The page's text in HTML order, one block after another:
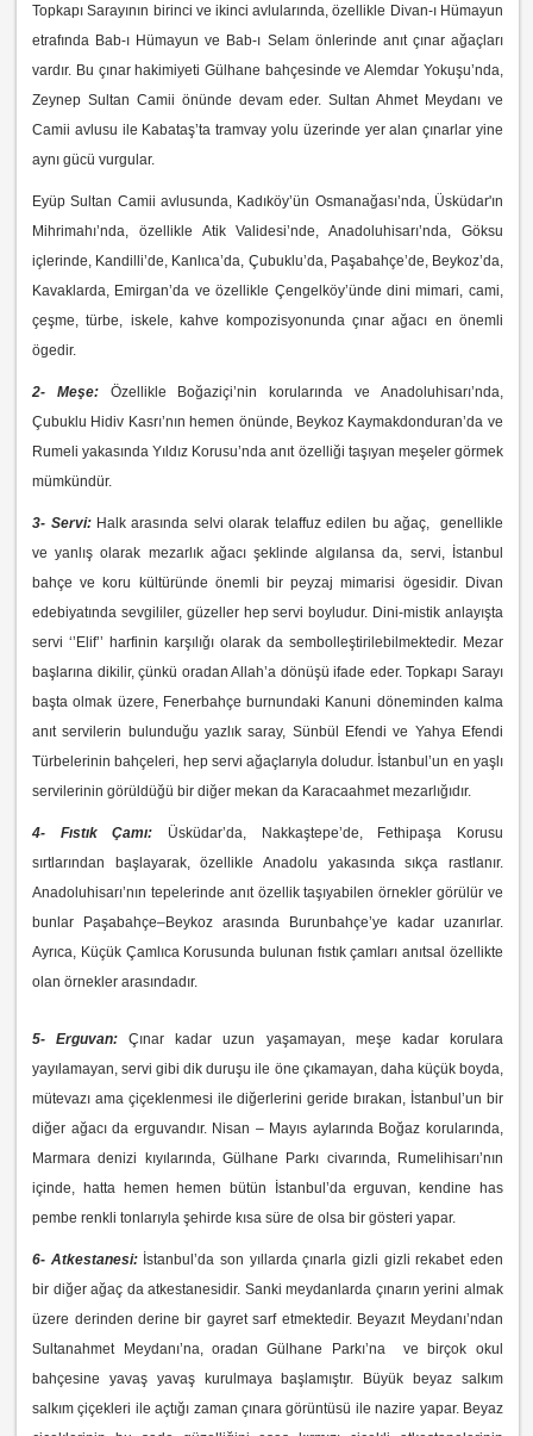
Topkapı Sarayının birinci ve ikinci avlularında, özellikle Divan-ı Hümayun
etrafında Bab-ı Hümayun ve Bab-ı Selam önlerinde anıt çınar ağaçları
vardır. Bu çınar hakimiyeti Gülhane bahçesinde ve Alemdar Yokuşu’nda,
Zeynep Sultan Camii önünde devam eder. Sultan Ahmet Meydanı ve
Camii avlusu ile Kabataş’ta tramvay yolu üzerinde yer alan çınarlar yine
aynı gücü vurgular.
Eyüp Sultan Camii avlusunda, Kadıköy’ün Osmanağası’nda, Üsküdar'ın
Mihrimahı’nda, özellikle Atik Validesi’nde, Anadoluhisarı’nda, Göksu
içlerinde, Kandilli’de, Kanlıca’da, Çubuklu’da, Paşabahçe’de, Beykoz’da,
Kavaklarda, Emirgan’da ve özellikle Çengelköy’ünde dini mimari, cami,
çeşme, türbe, iskele, kahve kompozisyonunda çınar ağacı en önemli
ögedir.
2- Meşe:Özellikle Boğaziçi’nin korularında ve Anadoluhisarı’nda,
Çubuklu Hidiv Kasrı’nın hemen önünde, Beykoz Kaymakdonduran’da ve
Rumeli yakasında Yıldız Korusu’nda anıt özelliği taşıyan meşeler görmek
mümkündür.
3- Servi:Halk arasında selvi olarak telaffuz edilen bu ağaç, genellikle
ve yanlış olarak mezarlık ağacı şeklinde algılansa da, servi, İstanbul
bahçe ve koru kültüründe önemli bir peyzaj mimarisi ögesidir. Divan
edebiyatında sevgililer, güzeller hep servi boyludur. Dini-mistik anlayışta
servi ‘’Elif’’ harfinin karşılığı olarak da sembolleştirilebilmektedir. Mezar
başlarına dikilir, çünkü oradan Allah’a dönüşü ifade eder. Topkapı Sarayı
başta olmak üzere, Fenerbahçe burnundaki Kanuni döneminden kalma
anıt servilerin bulunduğu yazlık saray, Sünbül Efendi ve Yahya Efendi
Türbelerinin bahçeleri, hep servi ağaçlarıyla doludur. İstanbul’un en yaşlı
servilerinin görüldüğü bir diğer mekan da Karacaahmet mezarlığıdır.
4- Fıstık Çamı: Üsküdar’da, Nakkaştepe’de, Fethipaşa Korusu
sırtlarından başlayarak, özellikle Anadolu yakasında sıkça rastlanır.
Anadoluhisarı’nın tepelerinde anıt özellik taşıyabilen örnekler görülür ve
bunlar Paşabahçe–Beykoz arasında Burunbahçe’ye kadar uzanırlar.
Ayrıca, Küçük Çamlıca Korusunda bulunan fıstık çamları anıtsal özellikte
olan örnekler arasındadır.
5- Erguvan: Çınar kadar uzun yaşamayan, meşe kadar korulara
yayılamayan, servi gibi dik duruşu ile öne çıkamayan, daha küçük boyda,
mütevazı ama çiçeklenmesi ile diğerlerini geride bırakan, İstanbul’un bir
diğer ağacı da erguvandır. Nisan – Mayıs aylarında Boğaz korularında,
Marmara denizi kıyılarında, Gülhane Parkı civarında, Rumelihisarı’nın
içinde, hatta hemen hemen bütün İstanbul’da erguvan, kendine has
pembe renkli tonlarıyla şehirde kısa süre de olsa bir gösteri yapar.
6- Atkestanesi:İstanbul’da son yıllarda çınarla gizli gizli rekabet eden
bir diğer ağaç da atkestanesidir. Sanki meydanlarda çınarın yerini almak
üzere derinden derine bir gayret sarf etmektedir. Beyazıt Meydanı’ndan
Sultanahmet Meydanı’na, oradan Gülhane Parkı’na ve birçok okul
bahçesine yavaş yavaş kurulmaya başlamıştır. Büyük beyaz salkım
salkım çiçekleri ile açtığı zaman çınara görüntüsü ile nazire yapar. Beyaz